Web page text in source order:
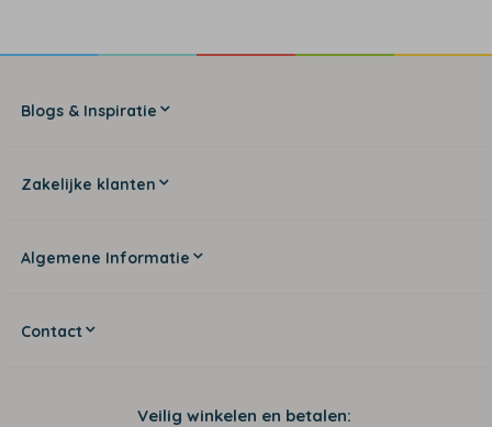
Blogs & Inspiratie
Zakelijke klanten
Algemene Informatie
Contact
Veilig winkelen en betalen: